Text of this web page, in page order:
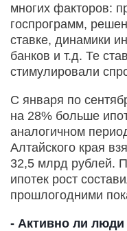
многих факторов:
госпрограмм,
ставке, динамики
банков и т.д. Те
стимулировали
С января по
на 28% больше
аналогичном
Алтайского края
32,5 млрд рублей.
ипотек рост
прошлогодними
- Активно ли